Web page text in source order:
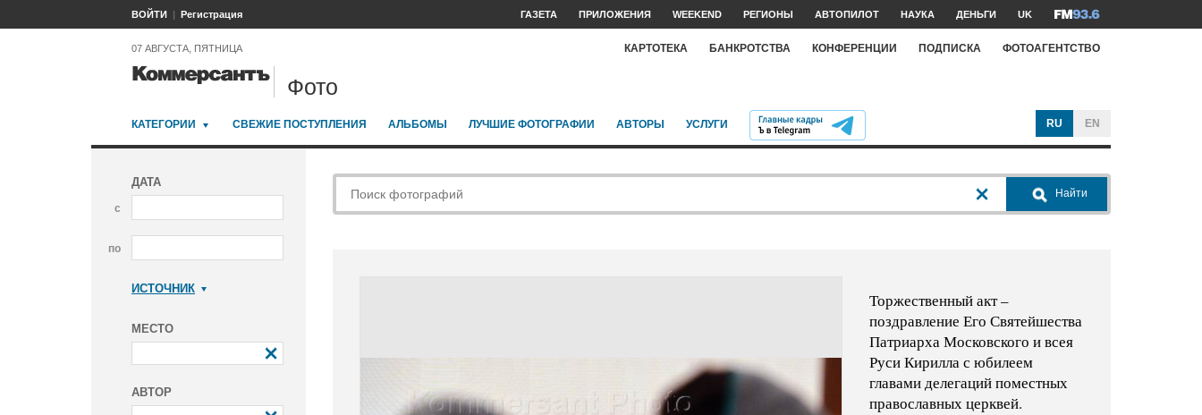
ВОЙТИ Регистрация ГАЗЕТА ПРИЛОЖЕНИЯ WEEKEND РЕГИОНЫ АВТОПИЛОТ НАУКА ДЕНЬГИ UK
07 АВГУСТА, ПЯТНИЦА КАРТОТЕКА БАНКРОТСТВА КОНФЕРЕНЦИИ ПОДПИСКА ФОТОАГЕНТСТВО
Фото
КАТЕГОРИИ СВЕЖИЕ ПОСТУПЛЕНИЯ АЛЬБОМЫ ЛУЧШИЕ ФОТОГРАФИИ АВТОРЫ УСЛУГИ RU EN
ДАТА
с
по
ИСТОЧНИК
МЕСТО
АВТОР
Найти
Торжественный акт –
поздравление Его Святейшества
Патриарха Московского и всея
Руси Кирилла с юбилеем
главами делегаций поместных
православных церквей.